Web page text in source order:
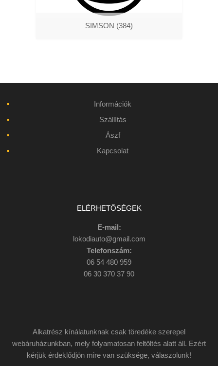
SIMSON (384)
Információk
Szállítás
Ászf
Kapcsolat
ELÉRHETŐSÉGEK
E-mail:
lokodiauto@gmail.com
Telefonszám:
06 54 480 959
06 30 370 37 90
Alkatrész kínálatunknak csak töredéke szerepel
webáruházunkban, mely folyamatosan feltöltés alatt áll. Ezért
kérjük érdeklődjön mire van szüksége, válaszolunk!